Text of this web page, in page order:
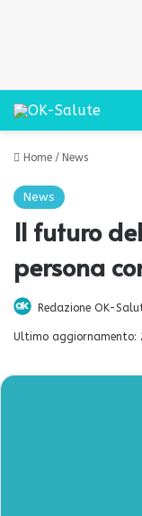
Home / News
News
Il futuro
persona
Redazione OK-
Ultimo aggiornamento: